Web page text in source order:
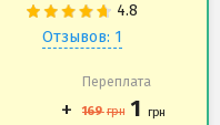
Отзывов: 1
Переплата